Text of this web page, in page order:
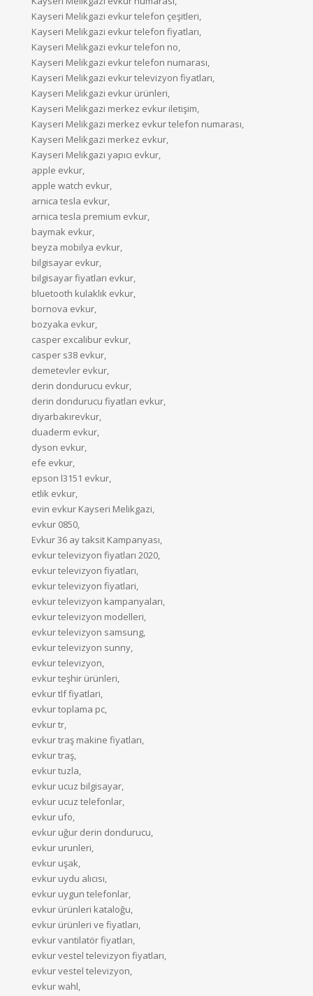
Kayseri Melikgazi evkur telefon çeşitleri,
Kayseri Melikgazi evkur telefon fiyatları,
Kayseri Melikgazi evkur telefon no,
Kayseri Melikgazi evkur telefon numarası,
Kayseri Melikgazi evkur televizyon fiyatları,
Kayseri Melikgazi evkur ürünleri,
Kayseri Melikgazi merkez evkur iletişim,
Kayseri Melikgazi merkez evkur telefon numarası,
Kayseri Melikgazi merkez evkur,
Kayseri Melikgazi yapıcı evkur,
apple evkur,
apple watch evkur,
arnica tesla evkur,
arnica tesla premium evkur,
baymak evkur,
beyza mobilya evkur,
bilgisayar evkur,
bilgisayar fiyatları evkur,
bluetooth kulaklık evkur,
bornova evkur,
bozyaka evkur,
casper excalibur evkur,
casper s38 evkur,
demetevler evkur,
derin dondurucu evkur,
derin dondurucu fiyatları evkur,
diyarbakırevkur,
duaderm evkur,
dyson evkur,
efe evkur,
epson l3151 evkur,
etlik evkur,
evin evkur Kayseri Melikgazi,
evkur 0850,
Evkur 36 ay taksit Kampanyası,
evkur televizyon fiyatları 2020,
evkur televizyon fiyatları,
evkur televizyon fiyatlari,
evkur televizyon kampanyaları,
evkur televizyon modelleri,
evkur televizyon samsung,
evkur televizyon sunny,
evkur televizyon,
evkur teşhir ürünleri,
evkur tlf fiyatlari,
evkur toplama pc,
evkur tr,
evkur traş makine fiyatları,
evkur traş,
evkur tuzla,
evkur ucuz bilgisayar,
evkur ucuz telefonlar,
evkur ufo,
evkur uğur derin dondurucu,
evkur urunleri,
evkur uşak,
evkur uydu alıcısı,
evkur uygun telefonlar,
evkur ürünleri kataloğu,
evkur ürünleri ve fiyatları,
evkur vantilatör fiyatları,
evkur vestel televizyon fiyatları,
evkur vestel televizyon,
evkur wahl,